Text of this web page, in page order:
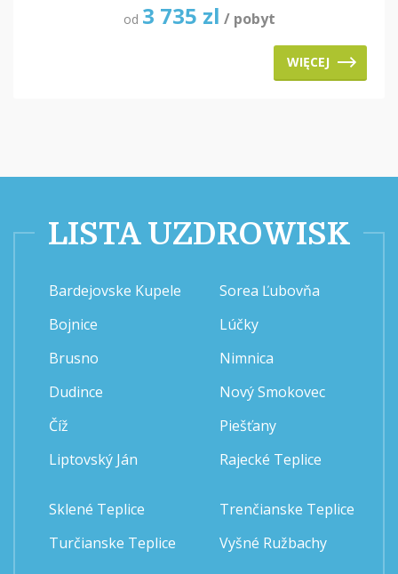
od 3 735 zl / pobyt
WIĘCEJ
LISTA UZDROWISK
Bardejovske Kupele
Bojnice
Brusno
Dudince
Číž
Liptovský Ján
Sorea Ľubovňa
Lúčky
Nimnica
Nový Smokovec
Piešťany
Rajecké Teplice
Sklené Teplice
Turčianske Teplice
Trenčianske Teplice
Vyšné Ružbachy